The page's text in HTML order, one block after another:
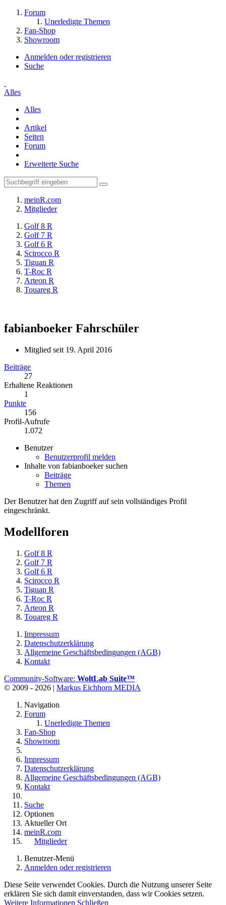
Forum
Unerledigte Themen
Fan-Shop
Showroom
Anmelden oder registrieren
Suche
Alles
Alles
Artikel
Seiten
Forum
Erweiterte Suche
meinR.com
Mitglieder
Golf 8 R
Golf 7 R
Golf 6 R
Scirocco R
Tiguan R
T-Roc R
Arteon R
Touareg R
fabianboeker Fahrschüler
Mitglied seit 19. April 2016
Beiträge
27
Erhaltene Reaktionen
1
Punkte
156
Profil-Aufrufe
1.072
Benutzer
Benutzerprofil melden
Inhalte von fabianboeker suchen
Beiträge
Themen
Der Benutzer hat den Zugriff auf sein vollständiges Profil
eingeschränkt.
Modellforen
Golf 8 R
Golf 7 R
Golf 6 R
Scirocco R
Tiguan R
T-Roc R
Arteon R
Touareg R
Impressum
Datenschutzerklärung
Allgemeine Geschäftsbedingungen (AGB)
Kontakt
Community-Software: WoltLab Suite™
© 2009 - 2026 | Markus Eichhorn MEDIA
Navigation
Forum
Unerledigte Themen
Fan-Shop
Showroom
Impressum
Datenschutzerklärung
Allgemeine Geschäftsbedingungen (AGB)
Kontakt
Suche
Optionen
Aktueller Ort
meinR.com
Mitglieder
Benutzer-Menü
Anmelden oder registrieren
Diese Seite verwendet Cookies. Durch die Nutzung unserer Seite
erklären Sie sich damit einverstanden, dass wir Cookies setzen.
Weitere Informationen Schließen